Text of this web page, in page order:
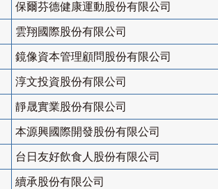
保爾芬德健康運動股份有限公司
雲翔國際股份有限公司
鏡像資本管理顧問股份有限公司
淳文投資股份有限公司
靜晟實業股份有限公司
本源興國際開發股份有限公司
台日友好飲食人股份有限公司
續承股份有限公司